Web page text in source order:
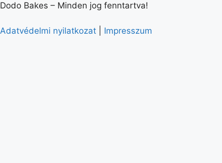
Dodo Bakes – Minden jog fenntartva!
Adatvédelmi nyilatkozat Impresszum